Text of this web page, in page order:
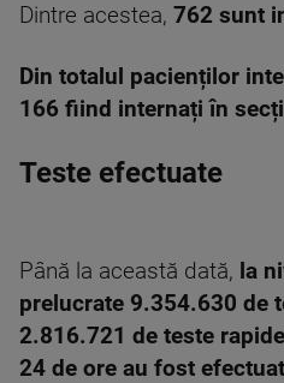
Dintre acestea, 762 sunt
Din totalul pacienților
166 fiind internați în
Teste efectuate
Până la această dată, la
prelucrate 9.354.630 de
2.816.721 de teste
24 de ore au fost